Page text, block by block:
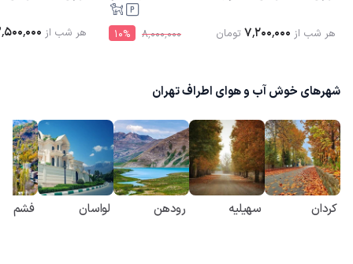
۸٬۰۰۰٬۰۰۰ 10% هر شب از ۷٬۲۰۰٬۰۰۰ تومان هر شب از
شهرهای خوش آب و هوای اطراف تهران
کردان سهیلیه رودهن لواسان فشم